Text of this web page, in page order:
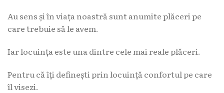
Au sens și în viața noastră sunt anumite plăceri pe
care trebuie să le avem.
Iar locuința este una dintre cele mai reale plăceri.
Pentru că îți definești prin locuință confortul pe care
îl visezi.